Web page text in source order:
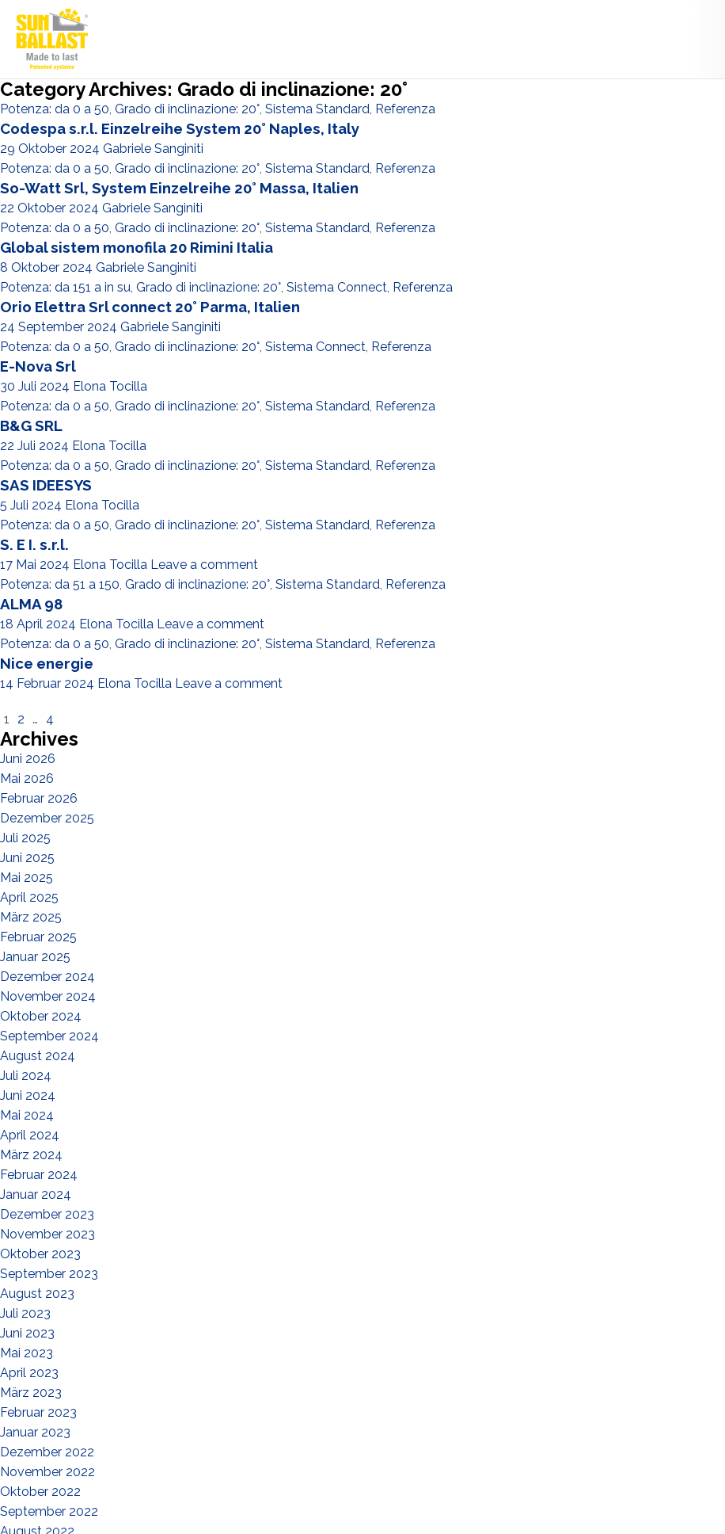
Category Archives: Grado di inclinazione: 20°
Potenza: da 0 a 50, Grado di inclinazione: 20°, Sistema Standard, Referenza
Codespa s.r.l. Einzelreihe System 20° Naples, Italy
29 Oktober 2024 Gabriele Sanginiti
Potenza: da 0 a 50, Grado di inclinazione: 20°, Sistema Standard, Referenza
So-Watt Srl, System Einzelreihe 20° Massa, Italien
22 Oktober 2024 Gabriele Sanginiti
Potenza: da 0 a 50, Grado di inclinazione: 20°, Sistema Standard, Referenza
Global sistem monofila 20 Rimini Italia
8 Oktober 2024 Gabriele Sanginiti
Potenza: da 151 a in su, Grado di inclinazione: 20°, Sistema Connect, Referenza
Orio Elettra Srl connect 20° Parma, Italien
24 September 2024 Gabriele Sanginiti
Potenza: da 0 a 50, Grado di inclinazione: 20°, Sistema Connect, Referenza
E-Nova Srl
30 Juli 2024 Elona Tocilla
Potenza: da 0 a 50, Grado di inclinazione: 20°, Sistema Standard, Referenza
B&G SRL
22 Juli 2024 Elona Tocilla
Potenza: da 0 a 50, Grado di inclinazione: 20°, Sistema Standard, Referenza
SAS IDEESYS
5 Juli 2024 Elona Tocilla
Potenza: da 0 a 50, Grado di inclinazione: 20°, Sistema Standard, Referenza
S. E I. s.r.l.
17 Mai 2024 Elona Tocilla Leave a comment
Potenza: da 51 a 150, Grado di inclinazione: 20°, Sistema Standard, Referenza
ALMA 98
18 April 2024 Elona Tocilla Leave a comment
Potenza: da 0 a 50, Grado di inclinazione: 20°, Sistema Standard, Referenza
Nice energie
14 Februar 2024 Elona Tocilla Leave a comment
1 2 … 4
Archives
Juni 2026
Mai 2026
Februar 2026
Dezember 2025
Juli 2025
Juni 2025
Mai 2025
April 2025
März 2025
Februar 2025
Januar 2025
Dezember 2024
November 2024
Oktober 2024
September 2024
August 2024
Juli 2024
Juni 2024
Mai 2024
April 2024
März 2024
Februar 2024
Januar 2024
Dezember 2023
November 2023
Oktober 2023
September 2023
August 2023
Juli 2023
Juni 2023
Mai 2023
April 2023
März 2023
Februar 2023
Januar 2023
Dezember 2022
November 2022
Oktober 2022
September 2022